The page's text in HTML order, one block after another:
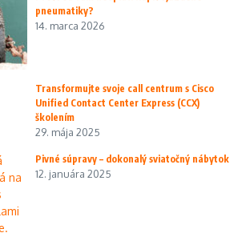
pneumatiky?
14. marca 2026
Transformujte svoje call centrum s Cisco
Unified Contact Center Express (CCX)
školením
29. mája 2025
Pivné súpravy – dokonalý sviatočný nábytok
12. januára 2025